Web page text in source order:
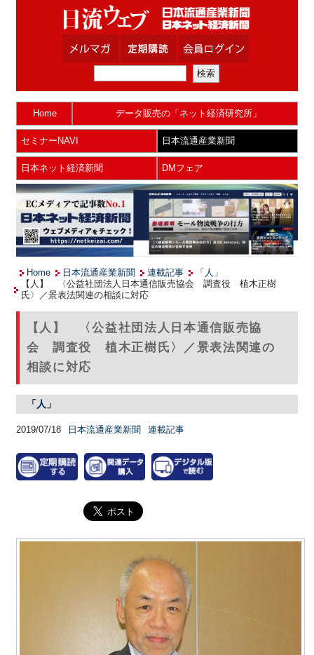
Home データ販売の「ネット経済研究所」
セミナーNAVI 日本流通産業新聞
日本ネット経済新聞 DMフェア
Home 日本流通産業新聞 連載記事
「人」
【人】 〈公益社団法人日本通信販売協会 調査役 植木正樹
氏〉／景表法関連の相談に対応
【人】 〈公益社団法人日本通信販売協
会 調査役 植木正樹氏〉／景表法関連の
相談に対応
「人」
2019/07/18 日本流通産業新聞 連載記事